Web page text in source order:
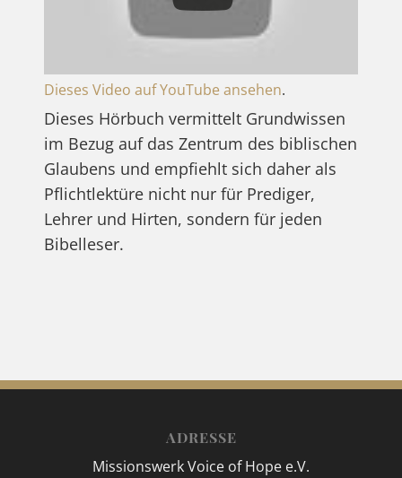
Dieses Video auf YouTube ansehen.
Dieses Hörbuch vermittelt Grundwissen
im Bezug auf das Zentrum des biblischen
Glaubens und empfiehlt sich daher als
Pflichtlektüre nicht nur für Prediger,
Lehrer und Hirten, sondern für jeden
Bibelleser.
ADRESSE
Missionswerk Voice of Hope e.V.